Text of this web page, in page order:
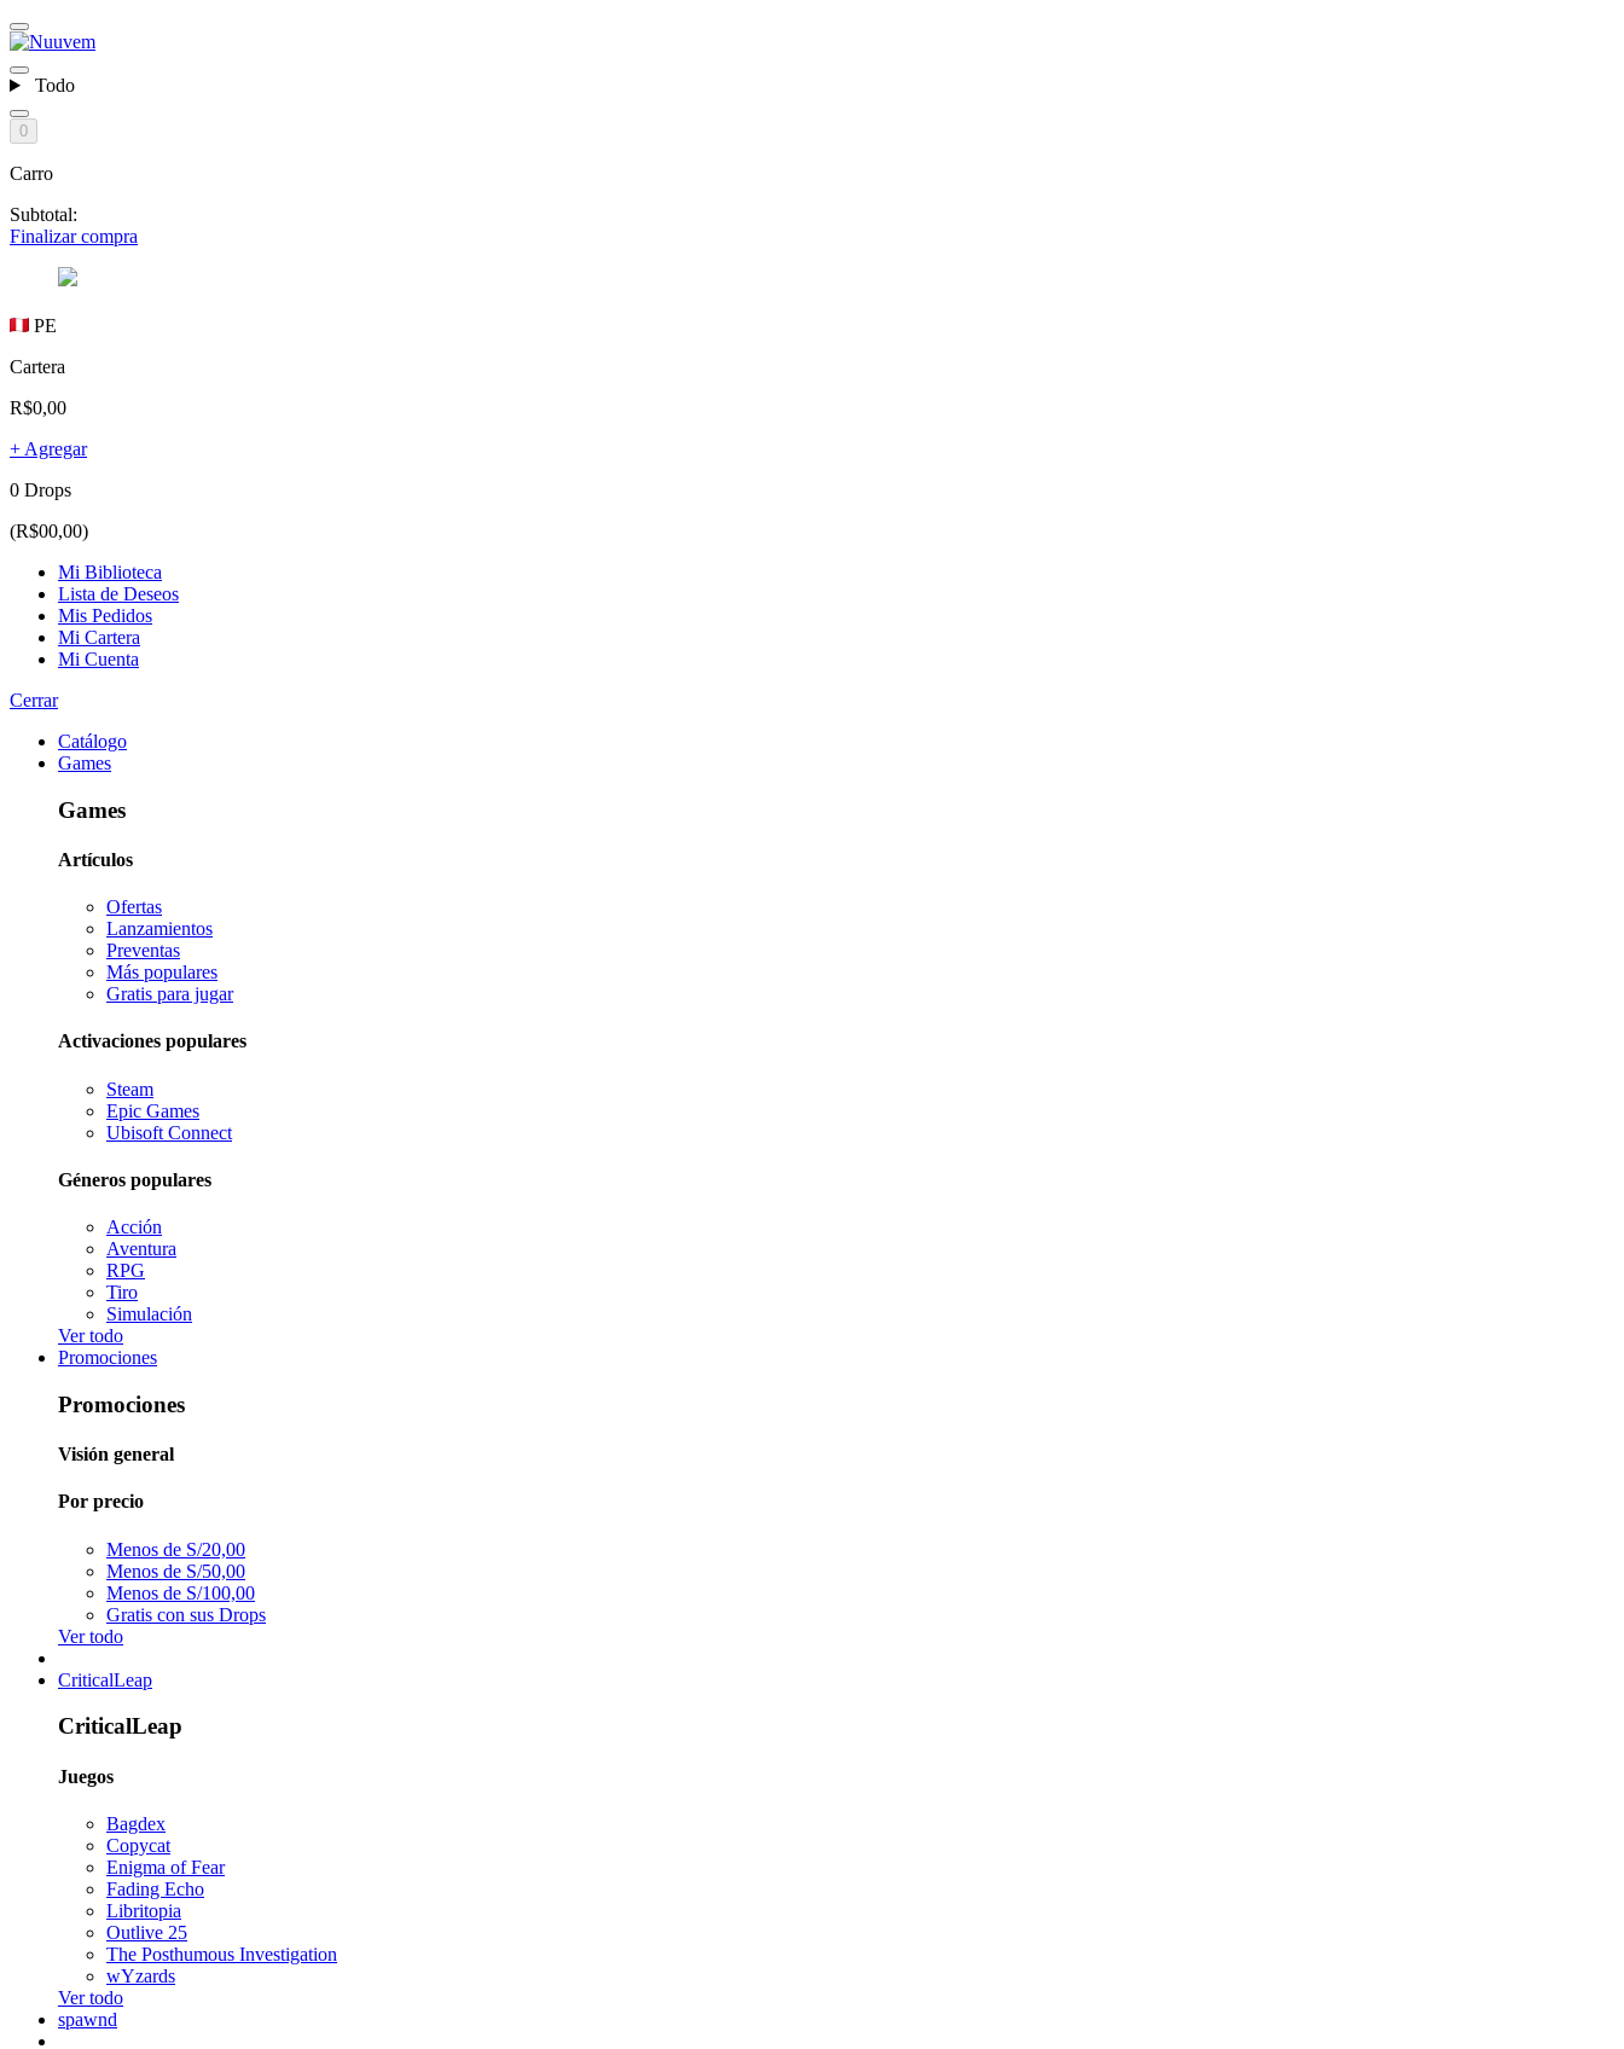
Todo
0
Carro
Subtotal:
Finalizar compra
PE
Cartera
R$0,00
+ Agregar
0 Drops
(R$00,00)
Mi Biblioteca
Lista de Deseos
Mis Pedidos
Mi Cartera
Mi Cuenta
Cerrar
Catálogo
Games
Games
Artículos
Ofertas
Lanzamientos
Preventas
Más populares
Gratis para jugar
Activaciones populares
Steam
Epic Games
Ubisoft Connect
Géneros populares
Acción
Aventura
RPG
Tiro
Simulación
Ver todo
Promociones
Promociones
Visión general
Por precio
Menos de S/20,00
Menos de S/50,00
Menos de S/100,00
Gratis con sus Drops
Ver todo
CriticalLeap
CriticalLeap
Juegos
Bagdex
Copycat
Enigma of Fear
Fading Echo
Libritopia
Outlive 25
The Posthumous Investigation
wYzards
Ver todo
spawnd